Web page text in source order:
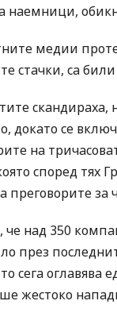
наемници,
медии
стачки, са
скандираха,
докато се
на
според тях
преговорите за
че над 350
през
сега
жестоко